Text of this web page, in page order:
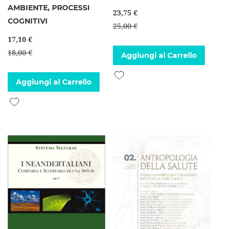
AMBIENTE, PROCESSI
COGNITIVI
17,10 €
18,00 €
Aggiungi al Carrello
Aggiungi alla lista desideri
23,75 €
25,00 €
Aggiungi al Carrello
Aggiungi alla lista desideri